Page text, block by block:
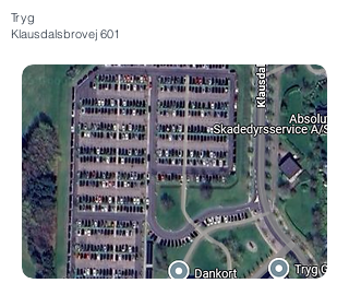
Tryg
Klausdalsbrovej 601